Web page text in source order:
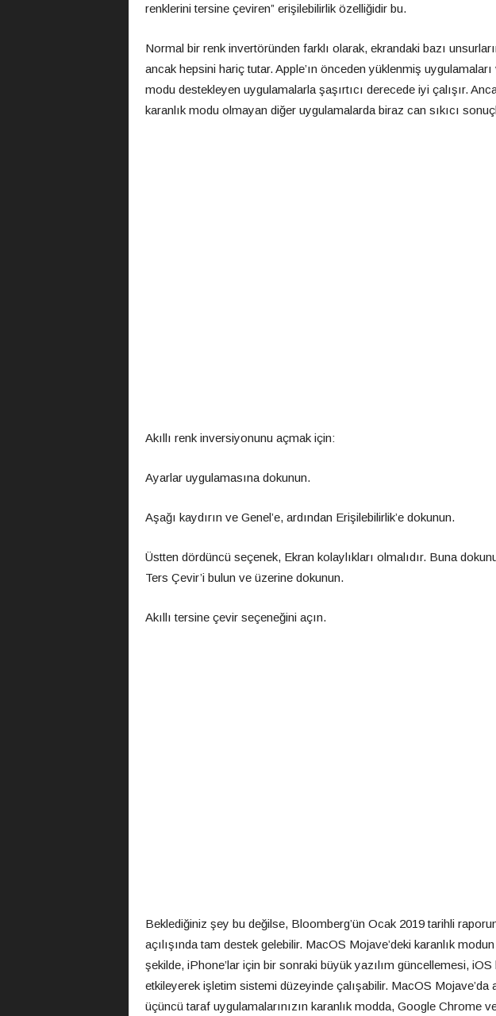
renklerini tersine çeviren” erişilebilirlik özelliğidir bu.
Normal bir renk invertöründen farklı olarak, ekrandaki bazı
ancak hepsini hariç tutar. Apple’ın önceden yüklenmiş
modu destekleyen uygulamalarla şaşırtıcı derecede iyi çalışır.
karanlık modu olmayan diğer uygulamalarda biraz can sıkıcı
Akıllı renk inversiyonunu açmak için:
Ayarlar uygulamasına dokunun.
Aşağı kaydırın ve Genel’e, ardından Erişilebilirlik’e dokunun.
Üstten dördüncü seçenek, Ekran kolaylıkları olmalıdır. Buna
Ters Çevir’i bulun ve üzerine dokunun.
Akıllı tersine çevir seçeneğini açın.
Beklediğiniz şey bu değilse, Bloomberg’ün Ocak 2019 tarihli
açılışında tam destek gelebilir. MacOS Mojave’deki karanlık
şekilde, iPhone’lar için bir sonraki büyük yazılım güncellemesi, iOS
etkileyerek işletim sistemi düzeyinde çalışabilir. MacOS Mojave’da
üçüncü taraf uygulamalarınızın karanlık modda, Google Chrome